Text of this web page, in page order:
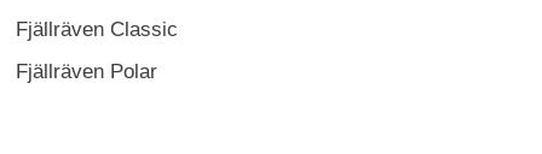
Fjällräven Classic
Fjällräven Polar